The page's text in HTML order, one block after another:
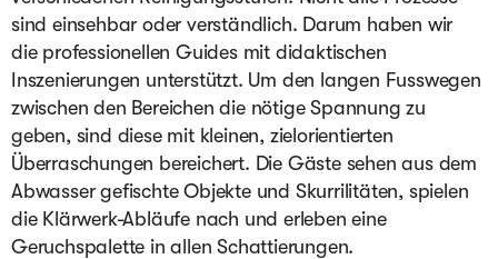
sind einsehbar oder verständlich. Darum haben wir
die professionellen Guides mit didaktischen
Inszenierungen unterstützt. Um den langen Fusswegen
zwischen den Bereichen die nötige Spannung zu
geben, sind diese mit kleinen, zielorientierten
Überraschungen bereichert. Die Gäste sehen aus dem
Abwasser gefischte Objekte und Skurrilitäten, spielen
die Klärwerk-Abläufe nach und erleben eine
Geruchspalette in allen Schattierungen.